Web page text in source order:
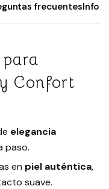
frecuentes
Confort
elegancia
paso.
en piel auténtica,
suave.